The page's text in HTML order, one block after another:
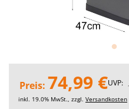
Preis: 74,99 €UVP:
inkl. 19.0% MwSt., zzgl. Versandkosten